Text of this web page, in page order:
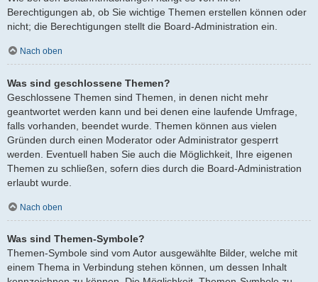
Berechtigungen ab, ob Sie wichtige Themen erstellen können oder
nicht; die Berechtigungen stellt die Board-Administration ein.
Nach oben
Was sind geschlossene Themen?
Geschlossene Themen sind Themen, in denen nicht mehr
geantwortet werden kann und bei denen eine laufende Umfrage,
falls vorhanden, beendet wurde. Themen können aus vielen
Gründen durch einen Moderator oder Administrator gesperrt
werden. Eventuell haben Sie auch die Möglichkeit, Ihre eigenen
Themen zu schließen, sofern dies durch die Board-Administration
erlaubt wurde.
Nach oben
Was sind Themen-Symbole?
Themen-Symbole sind vom Autor ausgewählte Bilder, welche mit
einem Thema in Verbindung stehen können, um dessen Inhalt